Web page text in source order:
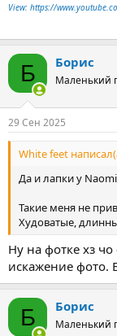
View: https://
Б Борис
Маленький
29 Сен 2025
White feet
Да и лапки у
Такие меня не
Худоватые,
Ну на фотке хз
искажение фото.
Б Борис
Маленький